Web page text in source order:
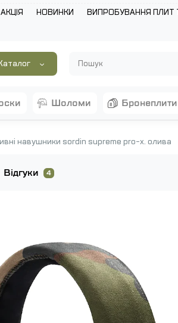
АКЦІЯ НОВИНКИ ВИПРОБУВАННЯ ПЛИТ
шоломи бронеплити
навушники sordin supreme pro-x. олива
Відгуки 4